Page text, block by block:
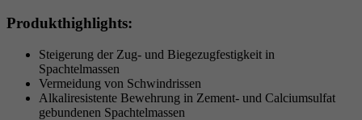
Produkthighlights:
Steigerung der Zug- und Biegezugfestigkeit in
Spachtelmassen
Vermeidung von Schwindrissen
Alkaliresistente Bewehrung in Zement- und Calciumsulfat
gebundenen Spachtelmassen